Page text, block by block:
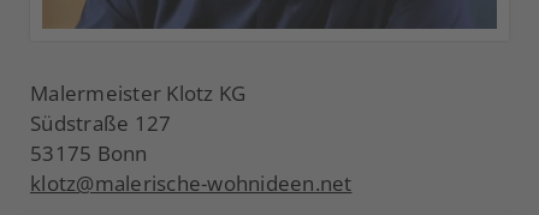
Malermeister Klotz KG
Südstraße 127
53175 Bonn
klotz@malerische-wohnideen.net